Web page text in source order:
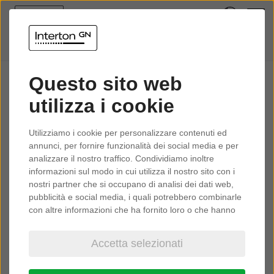
Questo sito web
utilizza i cookie
Utilizziamo i cookie per personalizzare contenuti ed
annunci, per fornire funzionalità dei social media e per
analizzare il nostro traffico. Condividiamo inoltre
informazioni sul modo in cui utilizza il nostro sito con i
nostri partner che si occupano di analisi dei dati web,
pubblicità e social media, i quali potrebbero combinarle
con altre informazioni che ha fornito loro o che hanno
In ottemperanza alle Nuove Linee Guida della pubblicità
Accetta selezionati
Informazioni legali
Termini di utilizzo
UTILIZZANDO QUESTO SITO WEB, ACCETTI I
SEGUENTI TERMINI DI UTILIZZO. SE NON LI ACCETTI,
TI PREGHIAMO DI NON UTILIZZARE IL SITO.
GN Hearing: indica GN Hearing A/S, una società a
55082715 e con sede legale in Lautrupbjerg 7, DK-2750